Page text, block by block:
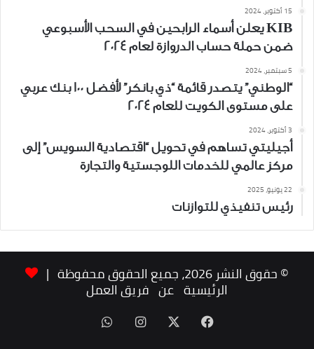
15 أكتوبر، 2024
KIB يعلن أسماء الرابحين في السحب الأسبوعي
ضمن حملة حساب الدروازة لعام 2024
5 سبتمبر، 2024
“الوطني” يتصدر قائمة “ذي بانكر” لأفضل 100 بنك عربي
على مستوى الكويت للعام 2024
3 أكتوبر، 2024
أجيليتي تساهم في تحويل “اقتصادية السويس” إلى
مركز عالمي للخدمات اللوجستية والتجارة
22 يونيو، 2025
رئيس تنفيذي للتوازنات
© حقوق النشر 2026، جميع الحقوق محفوظة |
الرئيسية عن فريق العمل
فيسبوك
انستقرامواتساب